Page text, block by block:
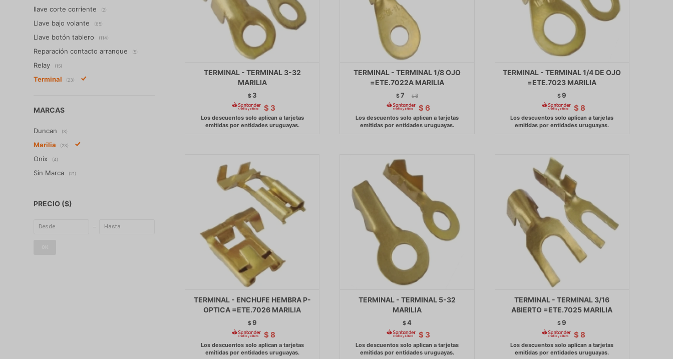
TERMINAL - TERMINAL 3-32
MARILIA
$ 3
$ 3
TERMINAL - TERMINAL 1/8 OJO
=ETE.7022A MARILIA
$7 $ 8
$ 6
TERMINAL - TERMINAL 1/4 DE OJO
=ETE.7023 MARILIA
$9
$ 8
TERMINAL - ENCHUFE HEMBRA P-
OPTICA =ETE.7026 MARILIA
$9
$ 8
TERMINAL - TERMINAL 5-32
MARILIA
$4
$ 3
TERMINAL - TERMINAL 3/16
ABIERTO =ETE.7025 MARILIA
$9
$ 8
llave corte corriente (2)
Llave bajo volante (65)
Llave botón tablero (114)
Reparación contacto arranque (5)
Relay (15)
Terminal (23)
MARCAS
Duncan (3)
Marilia (23)
Onix (4)
Sin Marca (21)
PRECIO ($)